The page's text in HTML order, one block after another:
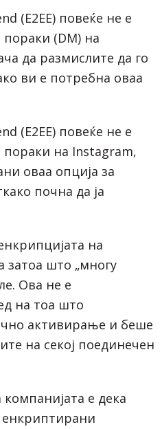
(E2EE) повеќе не е
(DM) на
да размислите да го
ви е потребна оваа
(E2EE) повеќе не е
пораки на Instagram,
оваа опција за
почна да ја
на
затоа што „многу
Ова не е
на тоа што
активирање и беше
на секој поединечен
е дека
енкриптирани